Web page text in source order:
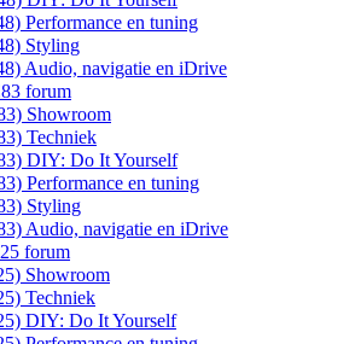
Performance en tuning
Styling
Audio, navigatie en iDrive
forum
Showroom
Techniek
DIY: Do It Yourself
Performance en tuning
Styling
Audio, navigatie en iDrive
forum
Showroom
Techniek
DIY: Do It Yourself